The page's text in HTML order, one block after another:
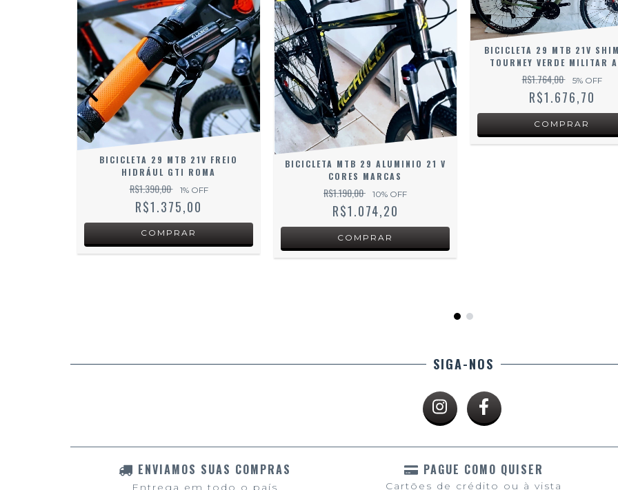
BICICLETA 29 MTB 21V FREIO
HIDRÁUL GTI ROMA
R$1.390,00 1% OFF
R$1.375,00
BICICLETA MTB 29 ALUMINIO 21 V
CORES MARCAS
R$1.190,00 10% OFF
R$1.074,20
BICICLETA 29 MTB 21V
TOURNEY VERDE MILITAR
R$1.764,00 5% OFF
R$1.676,70
SIGA-NOS
ENVIAMOS SUAS COMPRAS
Entrega em todo o país
PAGUE COMO QUISER
Cartões de crédito ou à vista